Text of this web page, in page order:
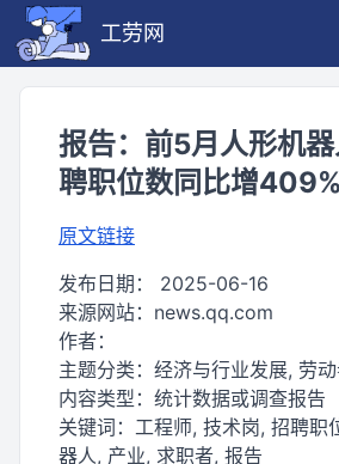
工劳网
报告：前5月人形机
聘职位数同比增409%
原文链接
发布日期： 2025-06-16
来源网站： news.qq.com
作者：
主题分类： 经济与行业发展, 劳
内容类型： 统计数据或调查报告
关键词： 工程师, 技术岗, 招聘职
器人, 产业, 求职者, 报告